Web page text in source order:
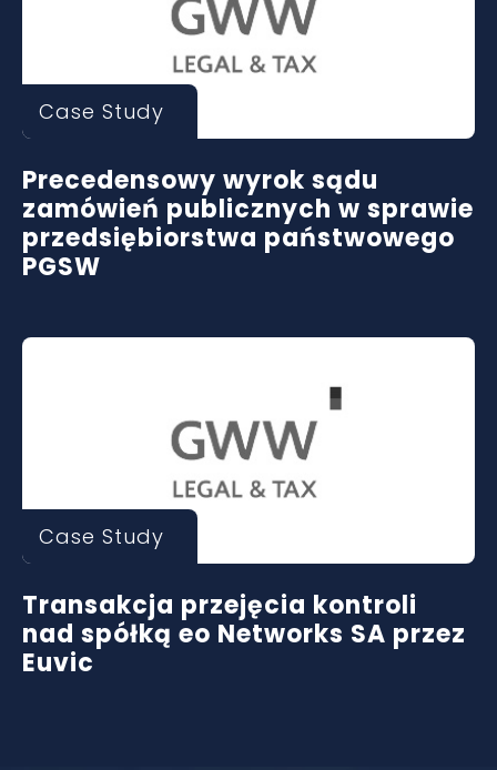
Case Study
Precedensowy wyrok sądu
zamówień publicznych w sprawie
przedsiębiorstwa państwowego
PGSW
Case Study
Transakcja przejęcia kontroli
nad spółką eo Networks SA przez
Euvic